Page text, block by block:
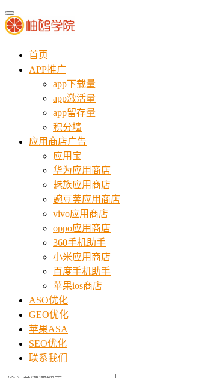
首页
APP推广
app下载量
app激活量
app留存量
积分墙
应用商店广告
应用宝
华为应用商店
魅族应用商店
豌豆荚应用商店
vivo应用商店
oppo应用商店
360手机助手
小米应用商店
百度手机助手
苹果ios商店
ASO优化
GEO优化
苹果ASA
SEO优化
联系我们